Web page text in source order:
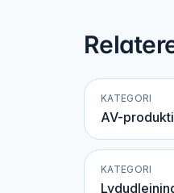
KATEGORI
AV-
KATEGORI